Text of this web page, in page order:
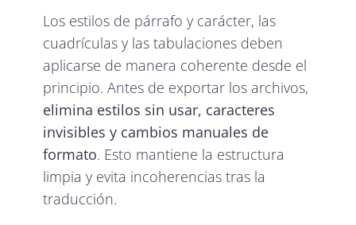
Los estilos de párrafo y carácter, las
cuadrículas y las tabulaciones deben
aplicarse de manera coherente desde el
principio. Antes de exportar los archivos,
elimina estilos sin usar, caracteres
invisibles y cambios manuales de
formato. Esto mantiene la estructura
limpia y evita incoherencias tras la
traducción.